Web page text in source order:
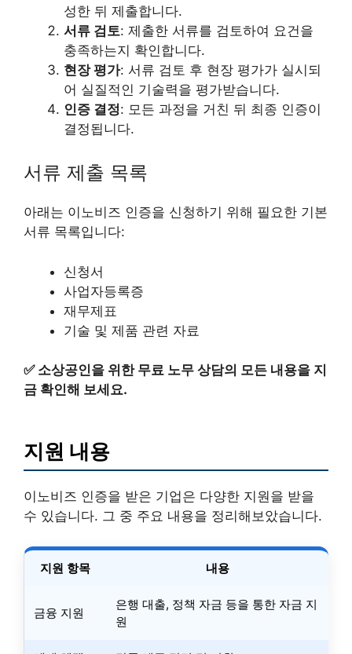
성한 뒤 제출합니다.
서류 검토: 제출한 서류를 검토하여 요건을
충족하는지 확인합니다.
현장 평가: 서류 검토 후 현장 평가가 실시되
어 실질적인 기술력을 평가받습니다.
인증 결정: 모든 과정을 거친 뒤 최종 인증이
결정됩니다.
서류 제출 목록
아래는 이노비즈 인증을 신청하기 위해 필요한 기본
서류 목록입니다:
신청서
사업자등록증
재무제표
기술 및 제품 관련 자료
✅ 소상공인을 위한 무료 노무 상담의 모든 내용을 지
금 확인해 보세요.
지원 내용
이노비즈 인증을 받은 기업은 다양한 지원을 받을
수 있습니다. 그 중 주요 내용을 정리해보았습니다.
지원 항목 내용
금융 지원
은행 대출, 정책 자금 등을 통한 자금 지
원